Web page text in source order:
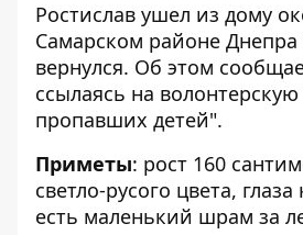
Ростислав ушел из дому
Самарском районе
вернулся. Об этом
ссылаясь на
пропавших детей".
Приметы: рост 160
светло-русого цвета,
есть маленький шрам за